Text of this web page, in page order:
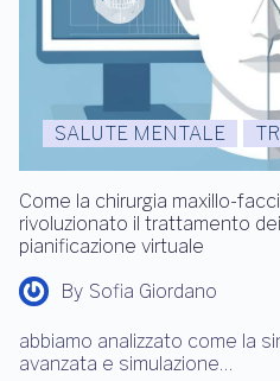
SALUTE MENTALE
Come la chirurgia maxillo-
rivoluzionato il trattamento
pianificazione virtuale
By Sofia Giordano
abbiamo analizzato come la
avanzata e simulazione…